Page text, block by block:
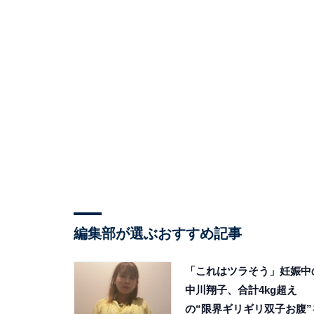
編集部が選ぶおすすめ記事
「これはツラそう」妊娠中
中川翔子、合計4kg超え
の“限界ギリギリ双子お腹”